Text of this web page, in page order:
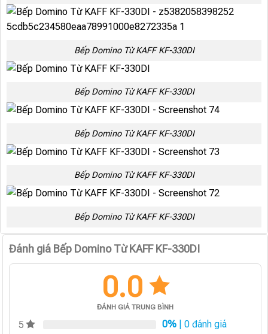
Bếp Domino Từ KAFF KF-330DI
Bếp Domino Từ KAFF KF-330DI
Bếp Domino Từ KAFF KF-330DI
Bếp Domino Từ KAFF KF-330DI
Bếp Domino Từ KAFF KF-330DI
Đánh giá Bếp Domino Từ KAFF KF-330DI
0.0
ĐÁNH GIÁ TRUNG BÌNH
5 0% | 0 đánh giá